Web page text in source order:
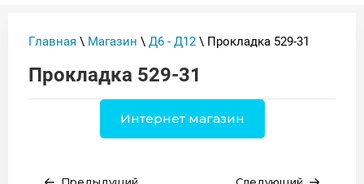
Главная \ Магазин \ Д6 - Д12 \ Прокладка 529-31
Прокладка 529-31
Интернет магазин
Предыдущий Следующий